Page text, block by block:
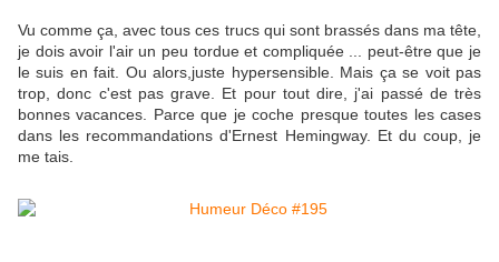
Vu comme ça, avec tous ces trucs qui sont brassés dans ma tête,
je dois avoir l'air un peu tordue et compliquée ... peut-être que je
le suis en fait. Ou alors,juste hypersensible. Mais ça se voit pas
trop, donc c'est pas grave. Et pour tout dire, j'ai passé de très
bonnes vacances. Parce que je coche presque toutes les cases
dans les recommandations d'Ernest Hemingway. Et du coup, je
me tais.